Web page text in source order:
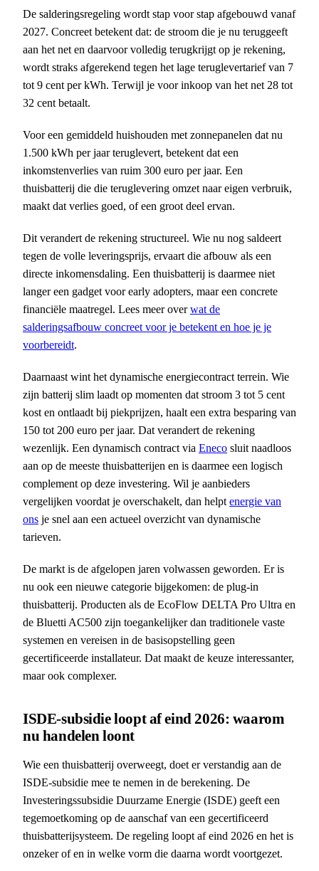
De salderingsregeling wordt stap voor stap afgebouwd vanaf
2027. Concreet betekent dat: de stroom die je nu teruggeeft
aan het net en daarvoor volledig terugkrijgt op je rekening,
wordt straks afgerekend tegen het lage teruglevertarief van 7
tot 9 cent per kWh. Terwijl je voor inkoop van het net 28 tot
32 cent betaalt.
Voor een gemiddeld huishouden met zonnepanelen dat nu
1.500 kWh per jaar teruglevert, betekent dat een
inkomstenverlies van ruim 300 euro per jaar. Een
thuisbatterij die die teruglevering omzet naar eigen verbruik,
maakt dat verlies goed, of een groot deel ervan.
Dit verandert de rekening structureel. Wie nu nog saldeert
tegen de volle leveringsprijs, ervaart die afbouw als een
directe inkomensdaling. Een thuisbatterij is daarmee niet
langer een gadget voor early adopters, maar een concrete
financiële maatregel. Lees meer overwat de
salderingsafbouw concreet voor je betekent en hoe je je
voorbereidt.
Daarnaast wint het dynamische energiecontract terrein. Wie
zijn batterij slim laadt op momenten dat stroom 3 tot 5 cent
kost en ontlaadt bij piekprijzen, haalt een extra besparing van
150 tot 200 euro per jaar. Dat verandert de rekening
wezenlijk. Een dynamisch contract via Eneco sluit naadloos
aan op de meeste thuisbatterijen en is daarmee een logisch
complement op deze investering. Wil je aanbieders
vergelijken voordat je overschakelt, dan helpt energie van
ons je snel aan een actueel overzicht van dynamische
tarieven.
De markt is de afgelopen jaren volwassen geworden. Er is
nu ook een nieuwe categorie bijgekomen: de plug-in
thuisbatterij. Producten als de EcoFlow DELTA Pro Ultra en
de Bluetti AC500 zijn toegankelijker dan traditionele vaste
systemen en vereisen in de basisopstelling geen
gecertificeerde installateur. Dat maakt de keuze interessanter,
maar ook complexer.
ISDE-subsidie loopt af eind 2026: waarom
nu handelen loont
Wie een thuisbatterij overweegt, doet er verstandig aan de
ISDE-subsidie mee te nemen in de berekening. De
Investeringssubsidie Duurzame Energie (ISDE) geeft een
tegemoetkoming op de aanschaf van een gecertificeerd
thuisbatterijsysteem. De regeling loopt af eind 2026 en het is
onzeker of en in welke vorm die daarna wordt voortgezet.